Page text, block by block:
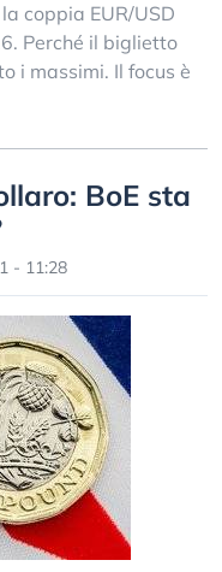
coppia EUR/USD
Perché il biglietto
i massimi. Il focus è
BoE sta
- 11:28